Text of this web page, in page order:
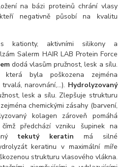
na bázi proteinů chrání vlasy
negativně působí na kvalitu
s kationty, aktivními silikony a
Salerm HAIR LAB Protein Force
dodá vlasům pružnost, lesk a sílu.
která byla poškozena zejména
narovnání,...). Hydrolyzovaný
lesk a sílu. Zlepšuje strukturu
chemickými zásahy (barvení,
kolagen zároveň pomáhá
předchází vzniku šupinek na
tekutý keratin má silné
keratinu v maximální míře
strukturu vlasového vlákna.